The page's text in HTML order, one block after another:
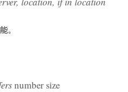
。
number size